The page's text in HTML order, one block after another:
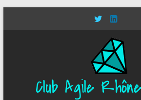
contenu
Club Agile